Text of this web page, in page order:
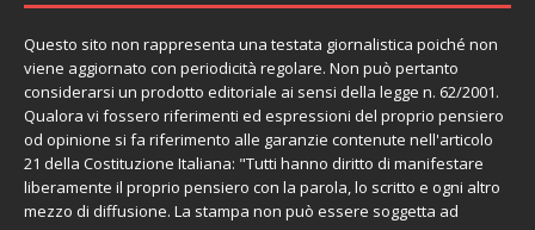
Questo sito non rappresenta una testata giornalistica poiché non
viene aggiornato con periodicità regolare. Non può pertanto
considerarsi un prodotto editoriale ai sensi della legge n. 62/2001.
Qualora vi fossero riferimenti ed espressioni del proprio pensiero
od opinione si fa riferimento alle garanzie contenute nell'articolo
21 della Costituzione Italiana: "Tutti hanno diritto di manifestare
liberamente il proprio pensiero con la parola, lo scritto e ogni altro
mezzo di diffusione. La stampa non può essere soggetta ad